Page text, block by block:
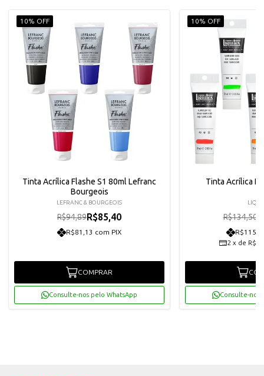
10% OFF
Tinta Acrílica Flashe S1 80ml Lefranc
Bourgeois
LEFRANC & BOURGEOIS
R$94,89R$85,40
R$81,13 com PIX
COMPRAR
Consulte-nos pelo WhatsApp
10% OFF
Tinta Acrílica
R$134,50
2 x de
Consulte-nos